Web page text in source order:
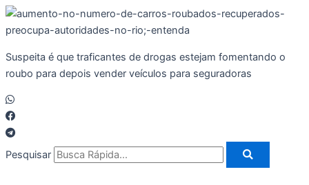
Suspeita é que traficantes de drogas estejam fomentando o
roubo para depois vender veículos para seguradoras
Pesquisar